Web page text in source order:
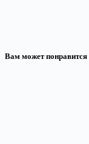
Вам может понравится